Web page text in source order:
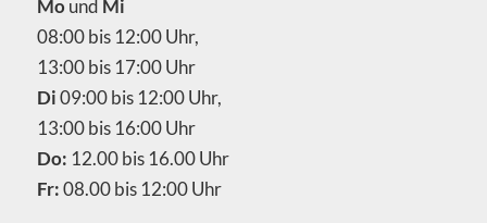
Mo und Mi
08:00 bis 12:00 Uhr,
13:00 bis 17:00 Uhr
Di09:00 bis 12:00 Uhr,
13:00 bis 16:00 Uhr
Do: 12.00 bis 16.00 Uhr
Fr:08.00 bis 12:00 Uhr